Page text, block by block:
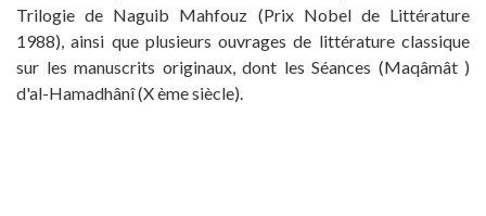
Trilogie de Naguib Mahfouz (Prix Nobel de Littérature
1988), ainsi que plusieurs ouvrages de littérature classique
sur les manuscrits originaux, dont les Séances (Maqâmât )
d'al-Hamadhânî (X ème siècle).